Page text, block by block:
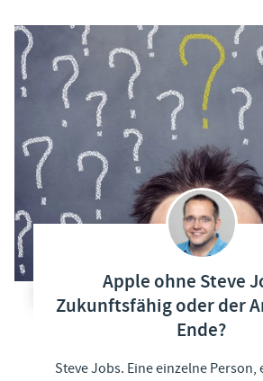
Apple ohne Steve
Zukunftsfähig oder der
Ende?
Steve Jobs. Eine einzelne Person,